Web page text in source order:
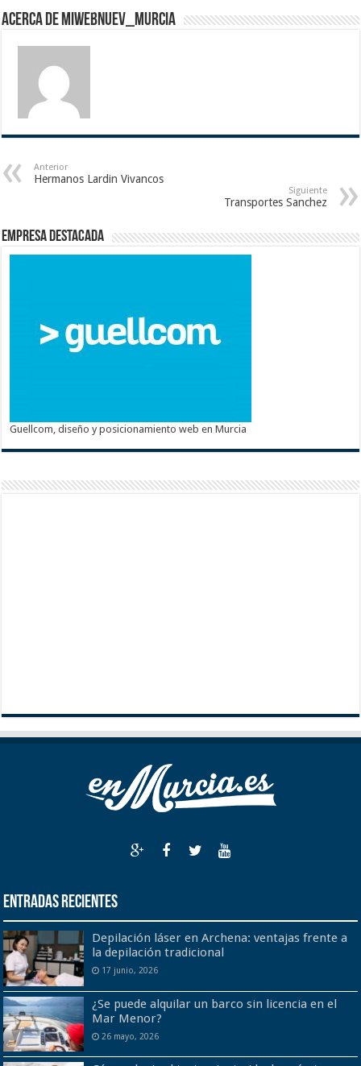
Acerca de miwebnuev_murcia
Anterior
Hermanos Lardin Vivancos
Siguiente
Transportes Sanchez
Empresa destacada
Guellcom, diseño y posicionamiento web en Murcia
Entradas recientes
Depilación láser en Archena: ventajas frente a
la depilación tradicional
17 junio, 2026
¿Se puede alquilar un barco sin licencia en el
Mar Menor?
26 mayo, 2026